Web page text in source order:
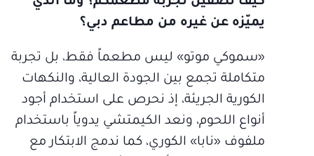
يميّزه عن غيره من مطاعم دبي؟
«سموكي موتو» ليس مطعماً فقط، بل تجربة
متكاملة تجمع بين الجودة العالية، والنكهات
الكورية الجريئة، إذ نحرص على استخدام أجود
أنواع اللحوم، ونعد الكيمتشي يدوياً باستخدام
ملفوف «نابا» الكوري، كما ندمج الابتكار مع